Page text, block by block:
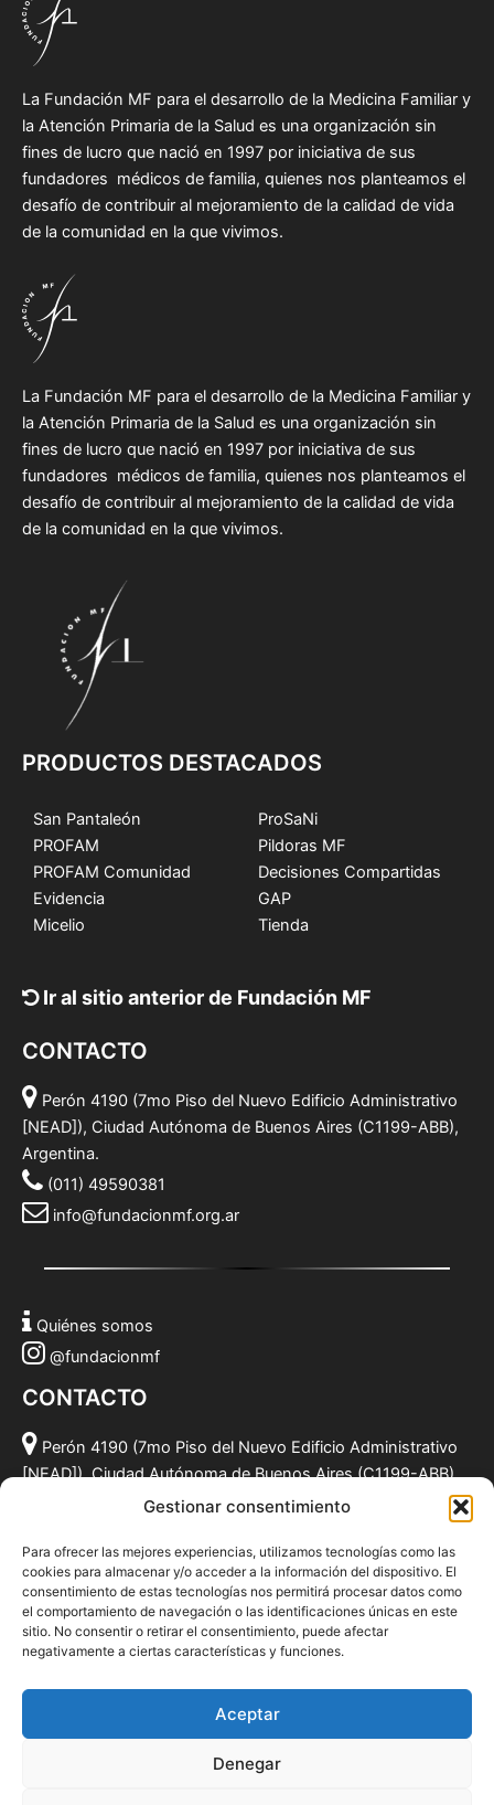
Gestionar consentimiento
Para ofrecer las mejores experiencias, utilizamos tecnologías como las
cookies para almacenar y/o acceder a la información del dispositivo. El
consentimiento de estas tecnologías nos permitirá procesar datos como
el comportamiento de navegación o las identificaciones únicas en este
sitio. No consentir o retirar el consentimiento, puede afectar
negativamente a ciertas características y funciones.
Aceptar
Denegar
La Fundación MF para el desarrollo de la Medicina Familiar y
la Atención Primaria de la Salud es una organización sin
fines de lucro que nació en 1997 por iniciativa de sus
fundadores médicos de familia, quienes nos planteamos el
desafío de contribuir al mejoramiento de la calidad de vida
de la comunidad en la que vivimos.
La Fundación MF para el desarrollo de la Medicina Familiar y
la Atención Primaria de la Salud es una organización sin
fines de lucro que nació en 1997 por iniciativa de sus
fundadores médicos de familia, quienes nos planteamos el
desafío de contribuir al mejoramiento de la calidad de vida
de la comunidad en la que vivimos.
PRODUCTOS DESTACADOS
San Pantaleón
PROFAM
PROFAM Comunidad
Evidencia
Micelio
ProSaNi
Pildoras MF
Decisiones Compartidas
GAP
Tienda
Ir al sitio anterior de Fundación MF
CONTACTO
Perón 4190 (7mo Piso del Nuevo Edificio Administrativo
[NEAD]), Ciudad Autónoma de Buenos Aires (C1199-ABB),
Argentina.
(011) 49590381
info@fundacionmf.org.ar
Quiénes somos
@fundacionmf
CONTACTO
Perón 4190 (7mo Piso del Nuevo Edificio Administrativo
[NEAD]), Ciudad Autónoma de Buenos Aires (C1199-ABB),
info@fundacionmf.org.ar
Politica de privacidad